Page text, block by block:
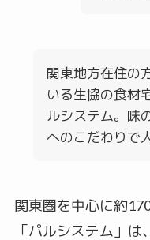
関東地方在住の
いる生協の食材
ルシステム。味
へのこだわりで
関東圏を中心に約
「パルシステム」